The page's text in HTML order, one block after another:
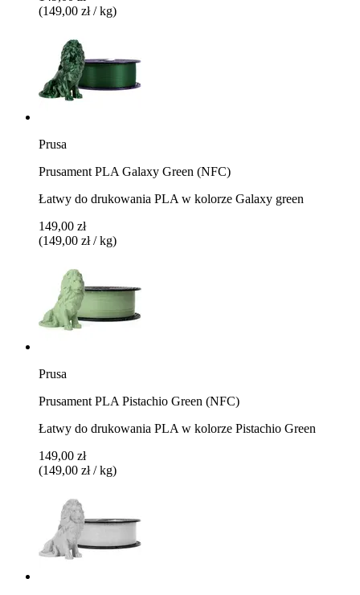
(149,00 zł / kg)
Prusa
Prusament PLA Galaxy Green (NFC)
Łatwy do drukowania PLA w kolorze Galaxy green
149,00 zł
(149,00 zł / kg)
Prusa
Prusament PLA Pistachio Green (NFC)
Łatwy do drukowania PLA w kolorze Pistachio Green
149,00 zł
(149,00 zł / kg)